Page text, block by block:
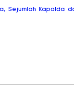
Sejumlah Kapolda